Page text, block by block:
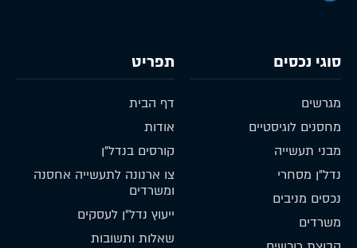
תפריט
דף הבית
אודות
קורסים בנדל״ן
צו ארנונה לתעשייה אחסנה
ומשרדים
ייעוץ נדל״ן לעסקים
שאלות ותשובות
סוגי נכסים
מגרשים
מחסנים לוגיסטיים
מבני תעשייה
נדל״ן מסחרי
נכסים מניבים
משרדים